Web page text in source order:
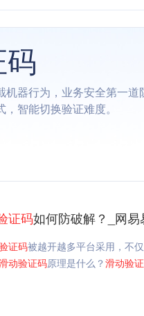
机器行为，业务安全第一道
智能切换验证难度。
证码如何防破解？_网易
证码被越开越多平台采用，不
动验证码原理是什么？ 滑动验